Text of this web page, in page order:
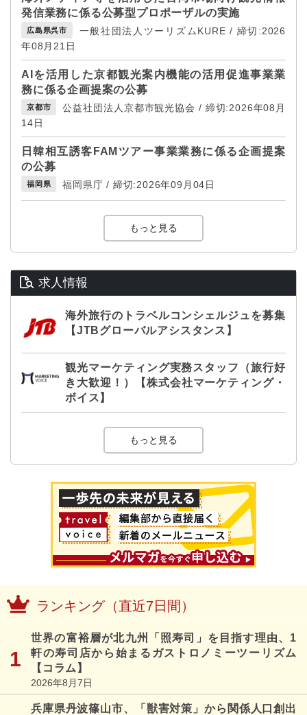
発信業務に係る公募型プロポーザルの実施
広島県呉市
一般社団法人ツーリズムKURE / 締切:2026
年08月21日
AIを活用した京都観光案内機能の活用促進事業業
務に係る企画提案の公募
京都市
公益社団法人京都市観光協会 / 締切:2026年08月
14日
日韓相互誘客FAMツアー事業業務に係る企画提案
の公募
福岡県 福岡県庁 / 締切:2026年09月04日
もっと見る
求人情報
海外旅行のトラベルコンシェルジュを募集
【JTBグローバルアシスタンス】
観光マーケティング実務スタッフ（旅行好
き大歓迎！）【株式会社マーケティング・
ボイス】
もっと見る
ランキング（直近7日間）
世界の富裕層が北九州「照寿司」を目指す理由、1
軒の寿司店から始まるガストロノミーツーリズム
【コラム】
2026年8月7日
兵庫県丹波篠山市、「獣害対策」から関係人口創出